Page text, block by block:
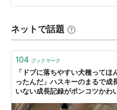
を極めつつあるにゃ⋯だから
を3つくらいていねいに作っ
問を先回りして作りこむとか
ネットで話題
104 ブックマーク
「ドブに落ちやすい犬種ってほ
ったんだ」ハスキーのまるで成
いない成長記録がポンコツかわ